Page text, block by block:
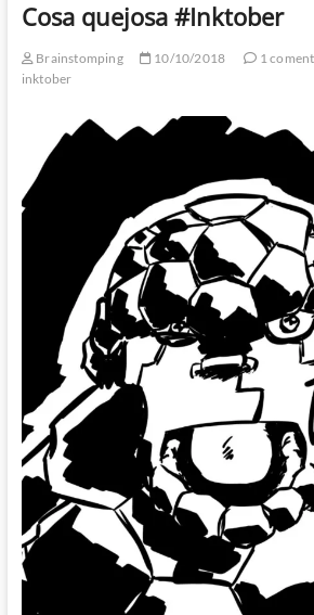
Cosa quejosa #Inktober
Brainstomping 10/10/2018 1
inktober